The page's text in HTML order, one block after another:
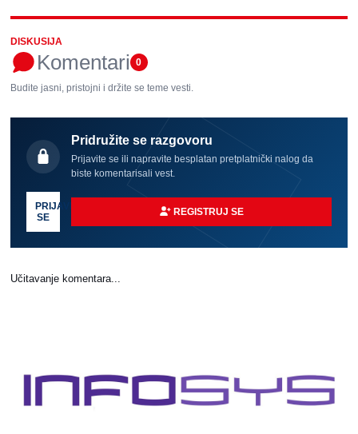
DISKUSIJA
Komentari 0
Budite jasni, pristojni i držite se teme vesti.
Pridružite se razgovoru
Prijavite se ili napravite besplatan pretplatnički nalog da
biste komentarisali vest.
PRIJAVI
SE
REGISTRUJ SE
Učitavanje komentara...